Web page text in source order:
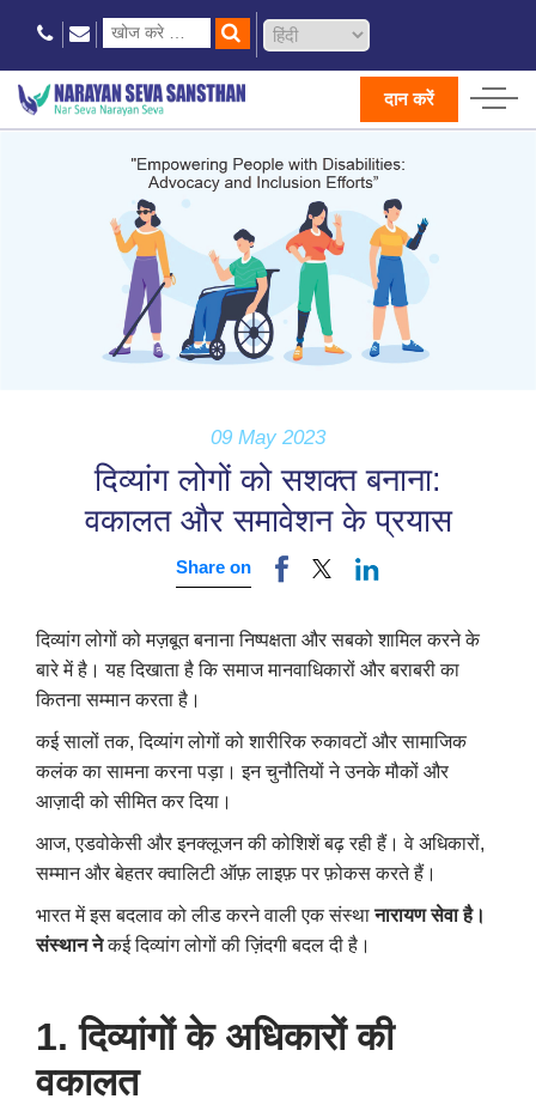
दान करें
09 May 2023
दिव्यांग लोगों को सशक्त बनाना:
वकालत और समावेशन के प्रयास
Share on
दिव्यांग लोगों को मज़बूत बनाना निष्पक्षता और सबको शामिल करने के
बारे में है। यह दिखाता है कि समाज मानवाधिकारों और बराबरी का
कितना सम्मान करता है।
कई सालों तक, दिव्यांग लोगों को शारीरिक रुकावटों और सामाजिक
कलंक का सामना करना पड़ा। इन चुनौतियों ने उनके मौकों और
आज़ादी को सीमित कर दिया।
आज, एडवोकेसी और इनक्लूजन की कोशिशें बढ़ रही हैं। वे अधिकारों,
सम्मान और बेहतर क्वालिटी ऑफ़ लाइफ़ पर फ़ोकस करते हैं।
भारत में इस बदलाव को लीड करने वाली एक संस्थानारायण सेवा है।
संस्थान नेकई दिव्यांग लोगों की ज़िंदगी बदल दी है।
1. दिव्यांगों के अधिकारों की
वकालत